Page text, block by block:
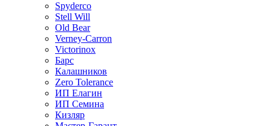
Spyderco
Stell Will
Old Bear
Verney-Carron
Victorinox
Барс
Калашников
Zero Tolerance
ИП Елагин
ИП Семина
Кизляр